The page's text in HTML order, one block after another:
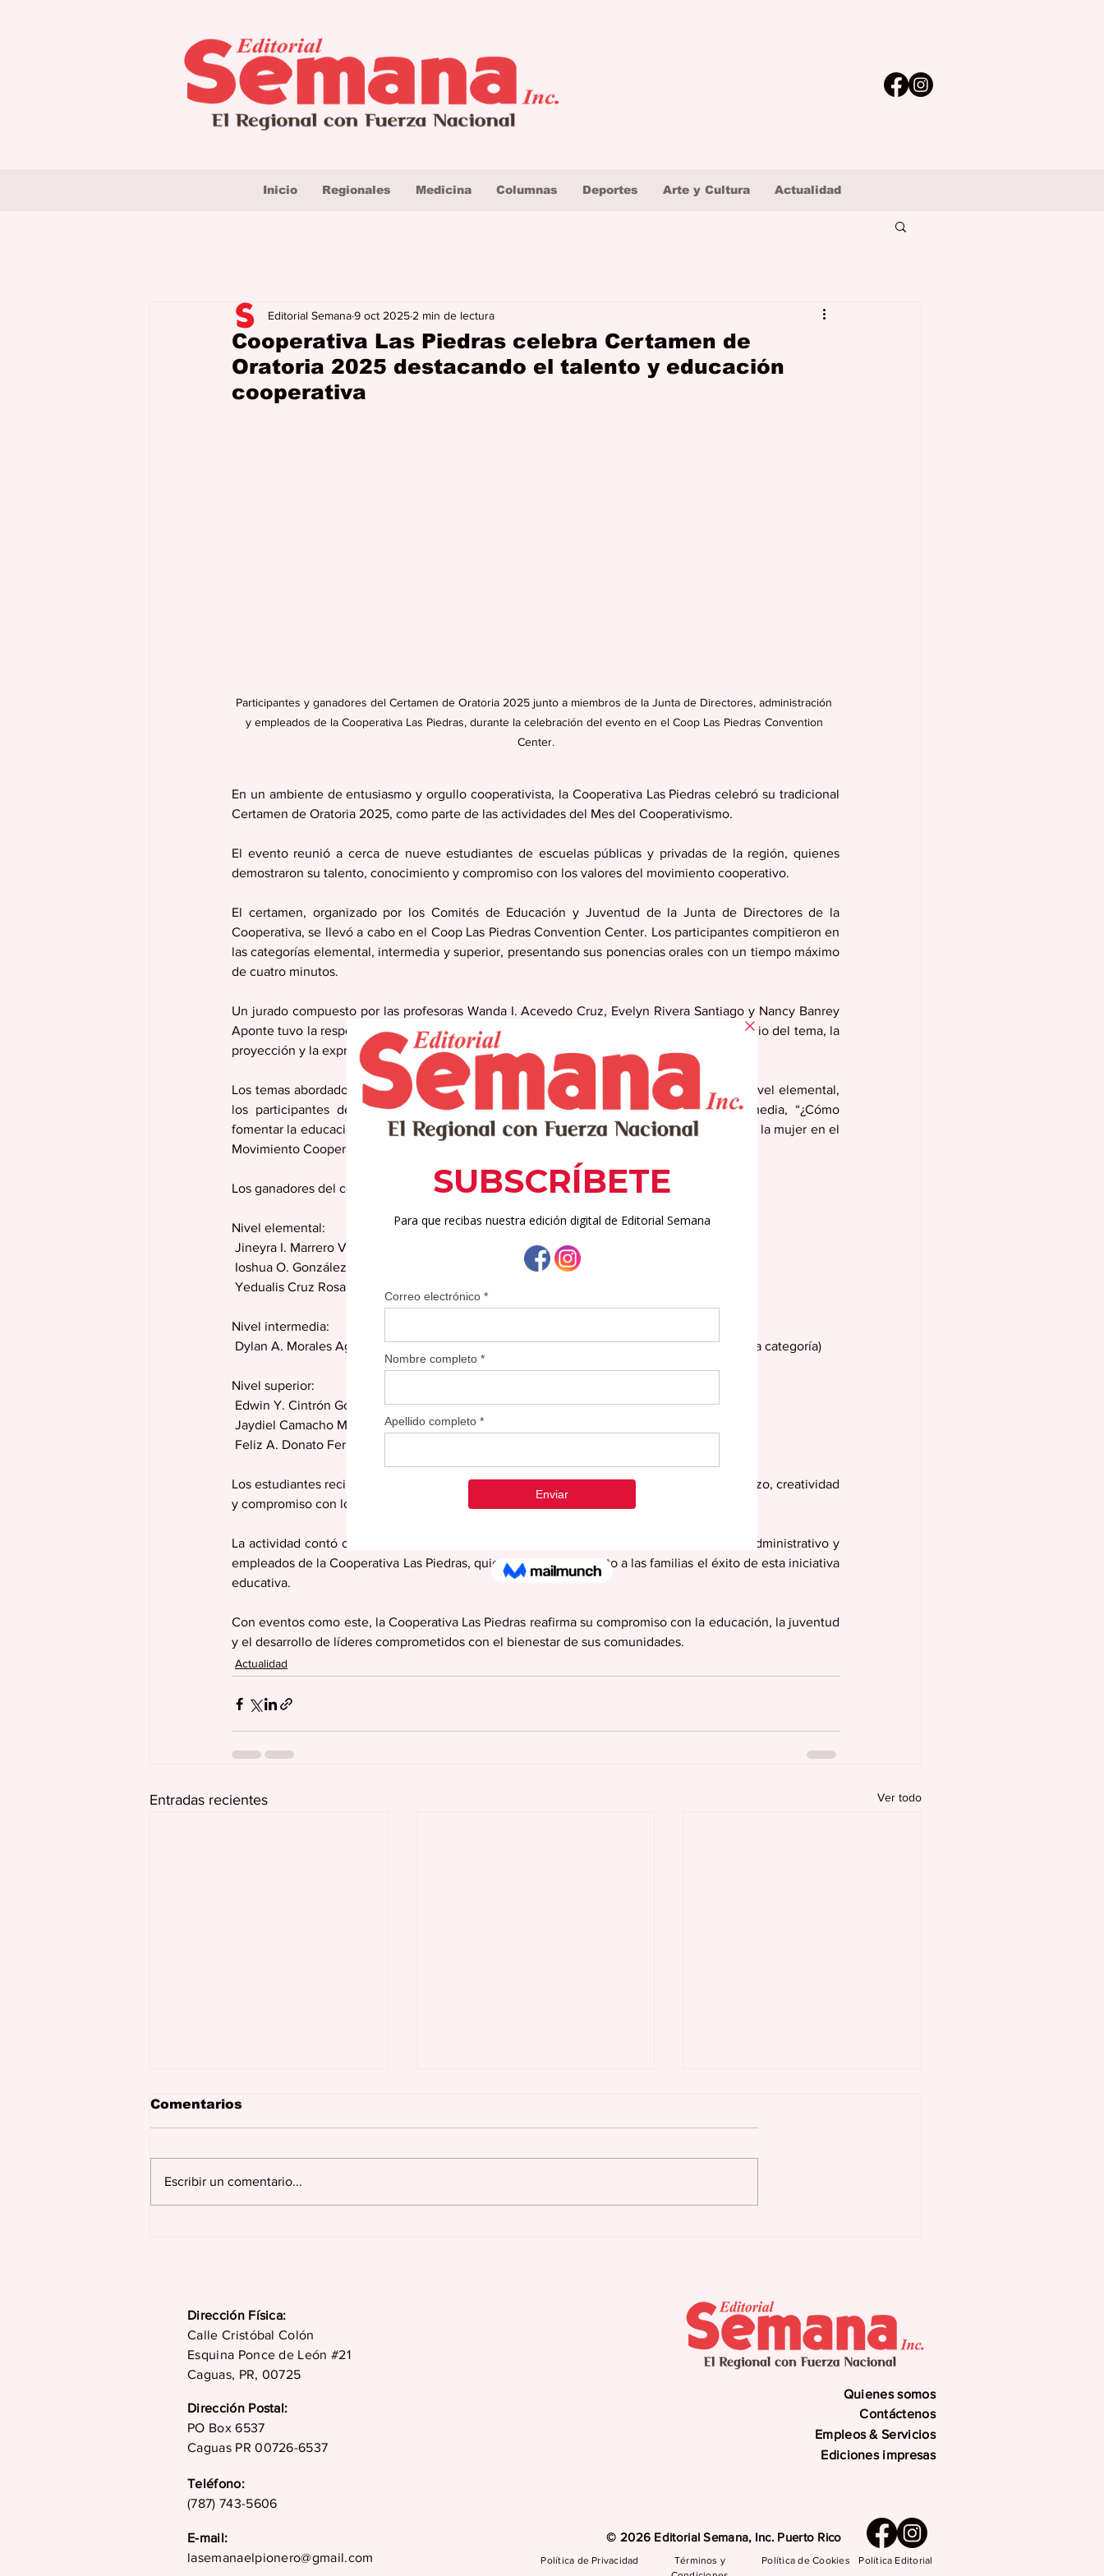
Inicio Regionales Medicina Columnas Deportes Arte y Cultura Actualidad
Cooperativa Las Piedras celebra Certamen de
Oratoria 2025 destacando el talento y educación
cooperativa
Editorial Semana9 oct 2025 2 min de lectura
Participantes y ganadores del Certamen de Oratoria 2025 junto a miembros de la Junta de Directores, administración
y empleados de la Cooperativa Las Piedras, durante la celebración del evento en el Coop Las Piedras Convention
Center.
En un ambiente de entusiasmo y orgullo cooperativista, la Cooperativa Las Piedras celebró su tradicional
Certamen de Oratoria 2025, como parte de las actividades del Mes del Cooperativismo.
El evento reunió a cerca de nueve estudiantes de escuelas públicas y privadas de la región, quienes
demostraron su talento, conocimiento y compromiso con los valores del movimiento cooperativo.
El certamen, organizado por los Comités de Educación y Juventud de la Junta de Directores de la
Cooperativa, se llevó a cabo en el Coop Las Piedras Convention Center. Los participantes compitieron en
las categorías elemental, intermedia y superior, presentando sus ponencias orales con un tiempo máximo
de cuatro minutos.
Un jurado compuesto por las profesoras Wanda I. Acevedo Cruz, Evelyn Rivera Santiago y Nancy Banrey
Aponte tuvo la responsabilidad de evaluar las presentaciones, tomando en cuenta el dominio del tema, la
proyección y la expresión oral de cada estudiante.
Los temas abordados reflejaron los valores del cooperativismo y su impacto social. En el nivel elemental,
los participantes desarrollaron el tema “El cooperativismo fomenta la paz”; en intermedia, “¿Cómo
fomentar la educación cooperativa en nuestros socios?”; y en superior, “La participación de la mujer en el
Movimiento Cooperativo de Puerto Rico”.
Los ganadores del certamen fueron:
Nivel elemental:
Jineyra I. Marrero Vellón, Academia Pentecostal de Humacao
Ioshua O. González Vázquez, Colegio Dr. Roque Díaz Tizol de Yabucoa
Yedualis Cruz Rosario, Academia Pentecostal de Humacao
Nivel intermedia:
Dylan A. Morales Agosto, Colegio Dr. Roque Díaz Tizol de Yabucoa (único participante en la categoría)
Nivel superior:
Edwin Y. Cintrón Gómez, Colegio Nuestra Señora del Perpetuo Socorro de Humacao
Jaydiel Camacho Maldonado, Colegio Dr. Roque Díaz Tizol de Yabucoa
Feliz A. Donato Fernández, Proyecto PECES de Humacao
Los estudiantes recibieron trofeos y premios en metálico, como reconocimiento a su esfuerzo, creatividad
y compromiso con los valores cooperativos.
La actividad contó con la participación de miembros de la Junta de Directores, personal administrativo y
empleados de la Cooperativa Las Piedras, quienes celebraron junto a las familias el éxito de esta iniciativa
educativa.
Con eventos como este, la Cooperativa Las Piedras reafirma su compromiso con la educación, la juventud
y el desarrollo de líderes comprometidos con el bienestar de sus comunidades.
Actualidad
Entradas recientes Ver todo
Comentarios
Escribir un comentario...
Dirección Física:
Calle Cristóbal Colón
Esquina Ponce de León #21
Caguas, PR, 00725
Dirección Postal:
PO Box 6537
Caguas PR 00726-6537
Teléfono:
(787) 743-5606
E-mail:
lasemanaelpionero@gmail.com
Quienes somos
Contáctenos
Empleos & Servicios
Ediciones impresas
© 2026 Editorial Semana, Inc. Puerto Rico
Política de Privacidad
Términos y
Política de Cookies Política Editorial